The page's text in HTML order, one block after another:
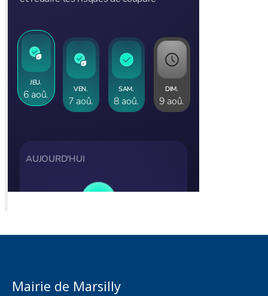
Mairie de Marsilly